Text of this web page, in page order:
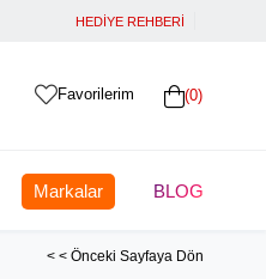
HEDİYE REHBERİ
0
Favorilerim
Markalar BLOG
< < Önceki Sayfaya Dön